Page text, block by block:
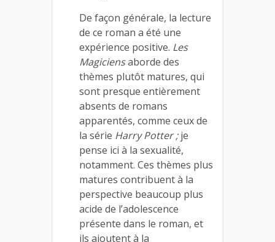
De façon générale, la lecture
de ce roman a été une
expérience positive. Les
Magiciensaborde des
thèmes plutôt matures, qui
sont presque entièrement
absents de romans
apparentés, comme ceux de
la série Harry Potter ;je
pense ici à la sexualité,
notamment. Ces thèmes plus
matures contribuent à la
perspective beaucoup plus
acide de l’adolescence
présente dans le roman, et
ils ajoutent à la